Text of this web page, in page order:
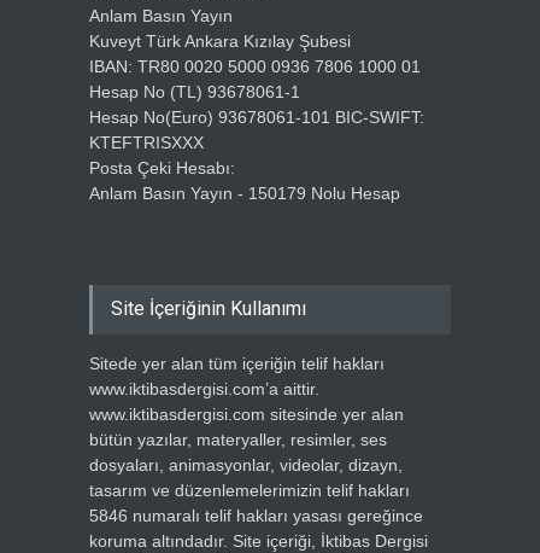
Anlam Basın Yayın
Kuveyt Türk Ankara Kızılay Şubesi
IBAN: TR80 0020 5000 0936 7806 1000 01
Hesap No (TL) 93678061-1
Hesap No(Euro) 93678061-101 BIC-SWIFT:
KTEFTRISXXX
Posta Çeki Hesabı:
Anlam Basın Yayın - 150179 Nolu Hesap
Site İçeriğinin Kullanımı
Sitede yer alan tüm içeriğin telif hakları
www.iktibasdergisi.com’a aittir.
www.iktibasdergisi.com sitesinde yer alan
bütün yazılar, materyaller, resimler, ses
dosyaları, animasyonlar, videolar, dizayn,
tasarım ve düzenlemelerimizin telif hakları
5846 numaralı telif hakları yasası gereğince
koruma altındadır. Site içeriği, İktibas Dergisi